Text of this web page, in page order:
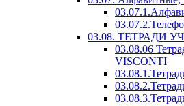
03.08. ТЕТРАДИ
03.08.06
VISCONTI